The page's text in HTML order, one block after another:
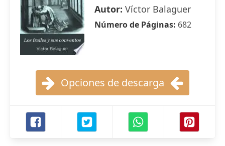
Autor: Víctor Balaguer
Número de Páginas: 682
Opciones de descarga